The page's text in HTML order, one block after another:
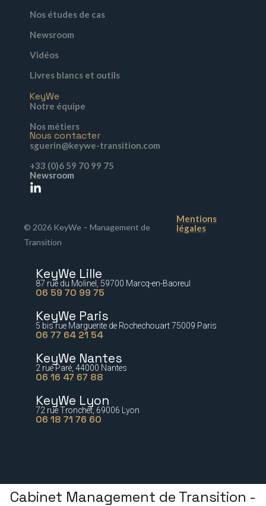
Nos études de cas
Newsroom
Vidéos
Livres blancs et outils
KeyWe
Notre équipe
Nos métiers
Nous contacter
sguerin@keywe-transition.com
+33 (0)6 59 70 99 75
Newsroom
© 2026 KeyWe – Management de
Transition
Mentions
légales
KeyWe Lille
87 rue du Molinel, 59700 Marcq-en-Baoreul
06 59 70 99 75
KeyWe Paris
5 bis rue Marguerite de Rochechouart 75009 Paris
06 77 64 21 54
KeyWe Nantes
2 rue Paré, 44000 Nantes
06 16 47 67 88
KeyWe Lyon
72 rue Tronchet, 69006 Lyon
06 18 71 76 60
Cabinet Management de Transition -